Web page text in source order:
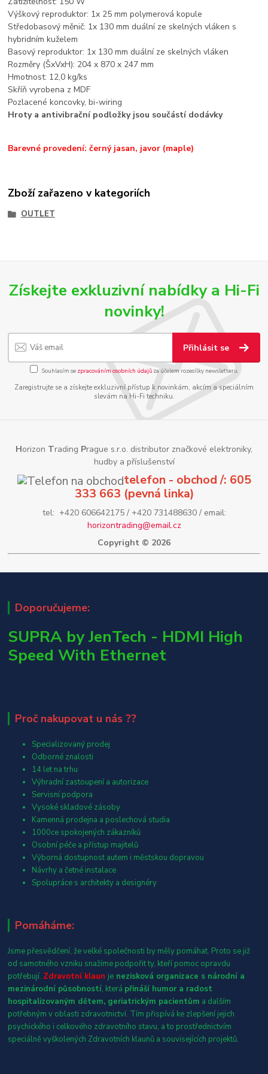
Výškový reproduktor: 1x 25 mm polymerová kopule
Středobasový měnič: 1x 130 mm duální ze skelných vláken s
hybridním kuželem
Basový reproduktor: 1x 130 mm duální ze skelných vláken
Rozměry (ŠxVxH): 204 x 870 x 247 mm
Hmotnost: 12,0 kg/ks
Skříň vyrobena z MDF
Pozlacené koncovky, bi-wiring
Hroty a antivibrační podložky jsou součástí dodávky
Barevné provedení: černý jasan, javor (maple)
Zboží zařazeno v kategoriích
OUTLET
Získejte exkluzivní nabídky a Hi-Fi
novinky!
Přihlásit se
Souhlasím se zpracováním osobních údajůza účelem rozesílky newsletteru.
Zaregistrujte se a získejte exkluzivní přístup k novinkám, akcím a speciálním
slevám na Hi-Fi techniku.
Horizon Trading Prague s.r.o. distributor značkové elektroniky,
hudby a příslušenství
telefon - obchod /: 605
333 663 (pevná linka)
tel: +420 606642175 / +420 731488630 / email:
horizontrading@email.cz
Copyright © 2026
Doporučujeme:
SUPRA by JenTech - HDMI High
Speed With Ethernet
Proč nakupovat u nás ??
Specializovaný prodej
Odborné znalosti
14 let na trhu
Výhradní zastoupení a autorizace
Servisní podpora
Vysoké skladové zásoby
Kamenná prodejna a poslechová studia
1000ce spokojených zákazníků
Osobní péče a přístup majitelů
Výborná dostupnost autem i městskou dopravou
Návrhy a četné instalace
Spolupráce s architekty a designéry
Pomáháme:
Jsme přesvědčení, že velké společnosti by měly pomáhat. Proto se již
od samotného vzniku snažíme podpořit ty, kteří pomoc opravdu
potřebují. Zdravotní klaun je nezisková organizace s národní a
mezinárodní působností, která přináší humor a radost
hospitalizovaným dětem, geriatrickým pacientům a dalším
potřebným v oblasti zdravotnictví. Tím přispívá ke zlepšení jejich
psychického i celkového zdravotního stavu, a to prostřednictvím
speciálně vyškolených Zdravotních klaunů a souvisejících projektů.